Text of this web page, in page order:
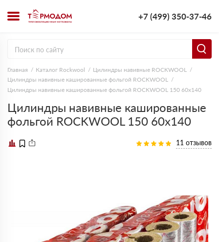
+7 (499) 350-37-46
Главная Каталог Rockwool
Цилиндры навивные ROCKWOOL
Цилиндры навивные кашированные фольгой ROCKWOOL
Цилиндры навивные кашированные фольгой ROCKWOOL 150 60х140
Цилиндры навивные кашированные
фольгой ROCKWOOL 150 60х140
11 отзывов